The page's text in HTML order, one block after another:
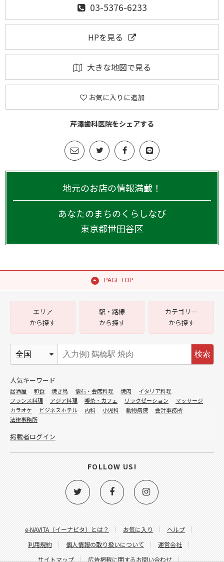
03-5376-6233
HPを見る
大きな地図で見る
お気に入りに追加
芹澤歯科医院をシェアする
地元のお店の情報満載！
あなたのまちのくらしなび
東京都世田谷区
PAGE TOP
e-NAVITA（イーナビタ）とは？ お気に入り
ヘルプ
利用規約
個人情報の取り扱いについて
運営会社
サイトマップ
広告掲載に関するお問い合わせ
エリア
から探す
駅・路線
から探す
カテゴリー
から探す
検索
人気キーワード
居酒屋 和食 焼き鳥 懐石・会席料理 焼肉
イタリア料理
フランス料理
アジア料理 喫茶・カフェ リラクゼーション
マッサージ
カラオケ
ビジネスホテル 内科 小児科 動物病院
会計事務所
法律事務所
掲載者ログイン
FOLLOW US!